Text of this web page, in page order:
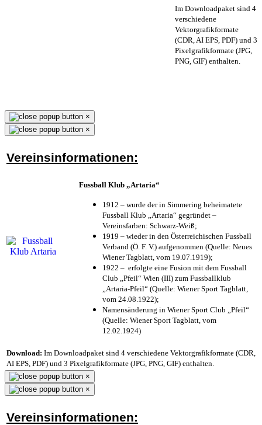
Im Downloadpaket sind 4
verschiedene
Vektorgrafikformate
(CDR, AI EPS, PDF) und 3
Pixelgrafikformate (JPG,
PNG, GIF) enthalten.
×
×
Vereinsinformationen:
Fussball Klub „Artaria“
1912 – wurde der in Simmering beheimatete
Fussball Klub „Artaria“ gegründet –
Vereinsfarben: Schwarz-Weiß;
1919 – wieder in den Österreichischen Fussball
Verband (Ö. F. V.) aufgenommen (Quelle: Neues
Wiener Tagblatt, vom 19.07.1919);
1922 – erfolgte eine Fusion mit dem Fussball
Club „Pfeil“ Wien (III) zum Fussballklub
„Artaria-Pfeil“ (Quelle: Wiener Sport Tagblatt,
vom 24.08.1922);
Namensänderung in Wiener Sport Club „Pfeil“
(Quelle: Wiener Sport Tagblatt, vom
12.02.1924)
Download: Im Downloadpaket sind 4 verschiedene Vektorgrafikformate (CDR,
AI EPS, PDF) und 3 Pixelgrafikformate (JPG, PNG, GIF) enthalten.
×
×
Vereinsinformationen: